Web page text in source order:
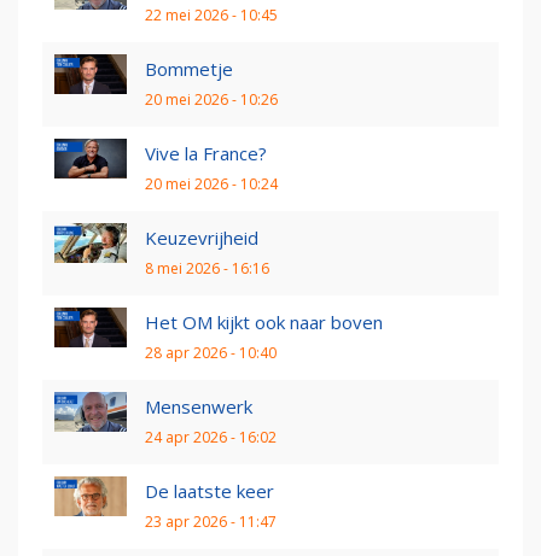
22 mei 2026 - 10:45
Bommetje
20 mei 2026 - 10:26
Vive la France?
20 mei 2026 - 10:24
Keuzevrijheid
8 mei 2026 - 16:16
Het OM kijkt ook naar boven
28 apr 2026 - 10:40
Mensenwerk
24 apr 2026 - 16:02
De laatste keer
23 apr 2026 - 11:47